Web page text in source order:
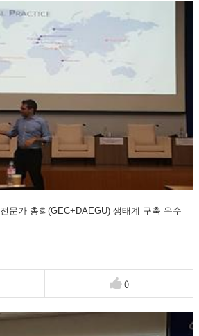
문가 총회(GEC+DAEGU) 생태계 구축 우수
0